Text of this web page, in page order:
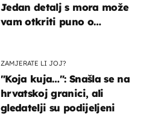
Jedan detalj s mora može
vam otkriti puno o
ZAMJERATE LI JOJ?
"Koja kuja…": Snašla se na
hrvatskoj granici, ali
gledatelji su podijeljeni